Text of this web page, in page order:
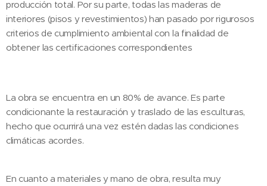
producción total. Por su parte, todas las maderas de
interiores (pisos y revestimientos) han pasado por rigurosos
criterios de cumplimiento ambiental con la finalidad de
obtener las certificaciones correspondientes
La obra se encuentra en un 80% de avance. Es parte
condicionante la restauración y traslado de las esculturas,
hecho que ocurrirá una vez estén dadas las condiciones
climáticas acordes.
En cuanto a materiales y mano de obra, resulta muy